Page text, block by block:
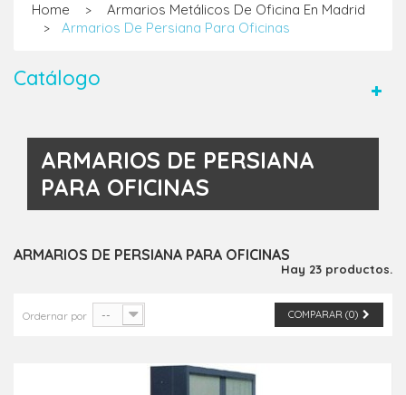
Home > Armarios Metálicos De Oficina En Madrid
> Armarios De Persiana Para Oficinas
Catálogo
ARMARIOS DE PERSIANA
PARA OFICINAS
ARMARIOS DE PERSIANA PARA OFICINAS
Hay 23 productos.
COMPARAR (0)
Ordernar por --